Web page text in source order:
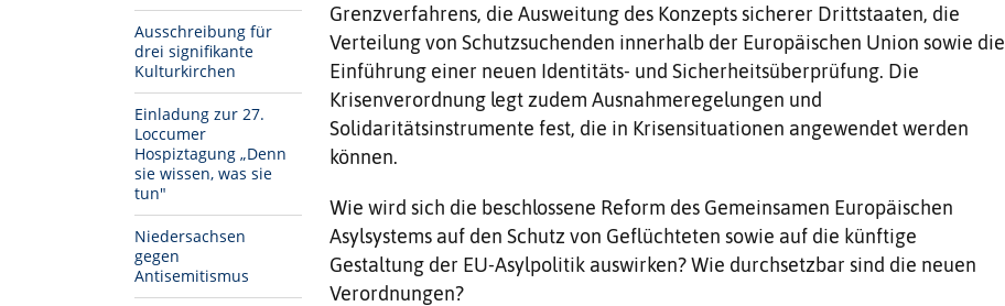
Ausschreibung für
drei signifikante
Kulturkirchen
Einladung zur 27.
Loccumer
Hospiztagung „Denn
sie wissen, was sie
tun"
Niedersachsen
gegen
Antisemitismus
Grenzverfahrens, die Ausweitung des Konzepts sicherer Drittstaaten, die
Verteilung von Schutzsuchenden innerhalb der Europäischen Union sowie die
Einführung einer neuen Identitäts- und Sicherheitsüberprüfung. Die
Krisenverordnung legt zudem Ausnahmeregelungen und
Solidaritätsinstrumente fest, die in Krisensituationen angewendet werden
können.
Wie wird sich die beschlossene Reform des Gemeinsamen Europäischen
Asylsystems auf den Schutz von Geflüchteten sowie auf die künftige
Gestaltung der EU-Asylpolitik auswirken? Wie durchsetzbar sind die neuen
Verordnungen?